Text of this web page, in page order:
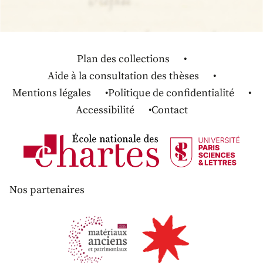
Plan des collections
Aide à la consultation des thèses
Mentions légales
Politique de confidentialité
Accessibilité
Contact
Nos partenaires